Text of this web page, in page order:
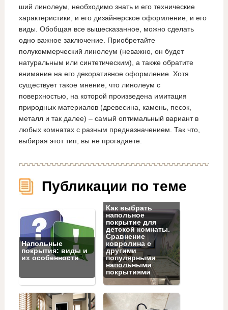
ший линолеум, необходимо знать и его технические
характеристики, и его дизайнерское оформление, и его
виды. Обобщая все вышесказанное, можно сделать
одно важное заключение. Приобретайте
полукоммерческий линолеум (неважно, он будет
натуральным или синтетическим), а также обратите
внимание на его декоративное оформление. Хотя
существует такое мнение, что линолеум с
поверхностью, на которой произведена имитация
природных материалов (древесина, камень, песок,
металл и так далее) – самый оптимальный вариант в
любых комнатах с разным предназначением. Так что,
выбирая этот тип, вы не прогадаете.
Публикации по теме
Напольные
покрытия: виды и
их особенности
Как выбрать
напольное
покрытие для
детской комнаты.
Сравнение
ковролина с
другими
популярными
напольными
покрытиями